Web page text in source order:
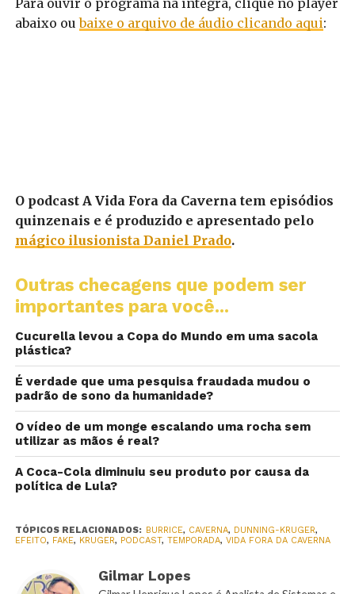
Para ouvir o programa na íntegra, clique no player
abaixo oubaixe o arquivo de áudio clicando aqui:
O podcast A Vida Fora da Caverna tem episódios
quinzenais e é produzido e apresentado pelo
mágico ilusionista Daniel Prado.
Outras checagens que podem ser
importantes para você...
Cucurella levou a Copa do Mundo em uma sacola
plástica?
É verdade que uma pesquisa fraudada mudou o
padrão de sono da humanidade?
O vídeo de um monge escalando uma rocha sem
utilizar as mãos é real?
A Coca-Cola diminuiu seu produto por causa da
política de Lula?
TÓPICOS RELACIONADOS: BURRICE, CAVERNA, DUNNING-KRUGER,
EFEITO, FAKE, KRUGER, PODCAST, TEMPORADA, VIDA FORA DA CAVERNA
Gilmar Lopes